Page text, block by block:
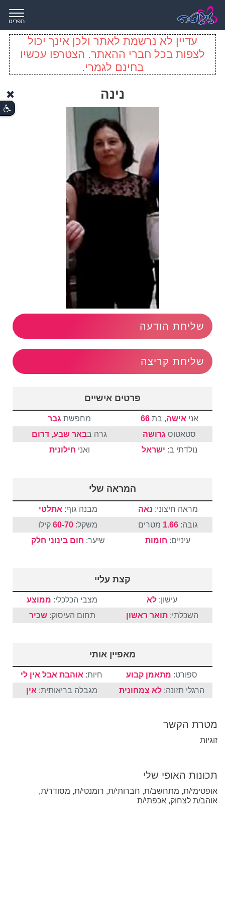
תפריט
עדיין לא נרשמת לאתר ולכן אינך יכול
לצפות בכל חברי ההאתר. הצטרפו עכשיו
בחינם לגמרי.
נינה
שליחת הודעה
שליחת קריצה
פרטים אישיים
אני אישה, בת66 מחפשת גבר
סטאטוס גרושה גרה בבאר שבע, דרום
נולדתי ב: ישראל ואני חילונית
המראה שלי
מראה חיצוני: נאה מבנה גוף: אתלטי
גובה:1.66 מטרים משקל: 60-70 קילו
עיניים: חומות שיער: חום בינוני חלק
קצת עליי
עישון: לא מצבי הכלכלי: ממוצע
השכלתי:תואר ראשון תחום העיסוק:שכיר
מאפיין אותי
ספורט: מתאמן קבוע חיות: אוהבת אבל אין לי
הרגלי תזונה:לא צמחונית מגבלה בריאותית: אין
מטרת הקשר
זוגיות
תכונות האופי שלי
אופטימי/ת, מתחשב/ת, חברותי/ת, רומנטי/ת, מסודר/ת,
אוהב/ת לצחוק, אכפתי/ת